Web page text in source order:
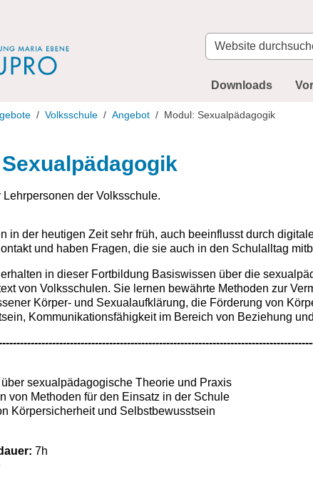
Website
durchsuchen
Downloads
Volksschule Angebot Modul: Sexualpädagogik
Lehrpersonen der Volksschule.
in der heutigen Zeit sehr früh, auch beeinflusst durch
und haben Fragen, die sie auch in den Schulalltag
in dieser Fortbildung Basiswissen über die
von Volksschulen. Sie lernen bewährte Methoden zur
Körper- und Sexualaufklärung, die Förderung von
Kommunikationsfähigkeit im Bereich von Beziehung
sexualpädagogische Theorie und Praxis
von Methoden für den Einsatz in der Schule
Körpersicherheit und Selbstbewusstsein
7h